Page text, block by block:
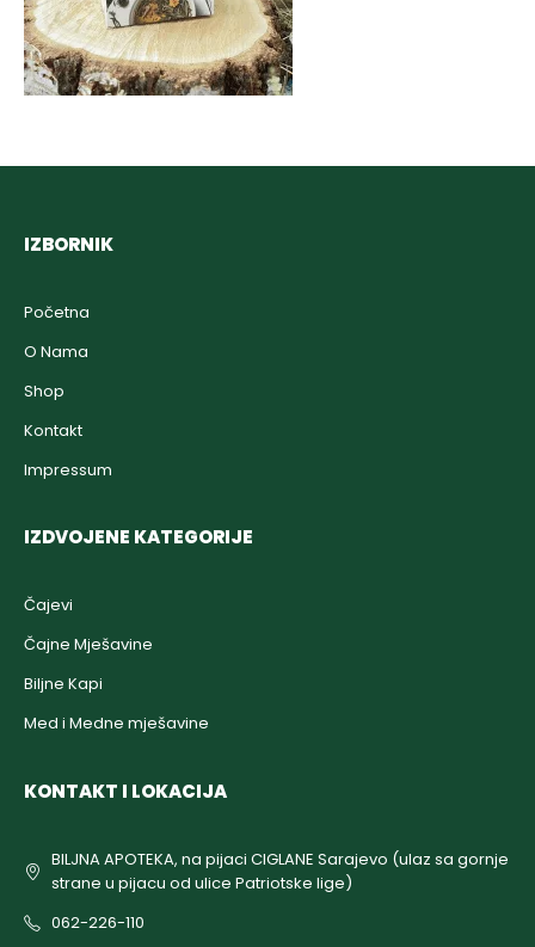
IZBORNIK
Početna
O Nama
Shop
Kontakt
Impressum
IZDVOJENE KATEGORIJE
Čajevi
Čajne Mješavine
Biljne Kapi
Med i Medne mješavine
KONTAKT I LOKACIJA
BILJNA APOTEKA, na pijaci CIGLANE Sarajevo (ulaz sa gornje
strane u pijacu od ulice Patriotske lige)
062-226-110